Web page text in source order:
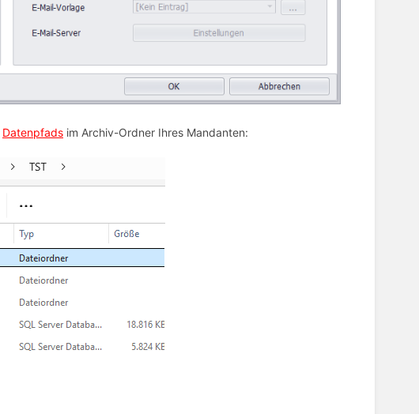
Datenpfads im Archiv-Ordner Ihres Mandanten: